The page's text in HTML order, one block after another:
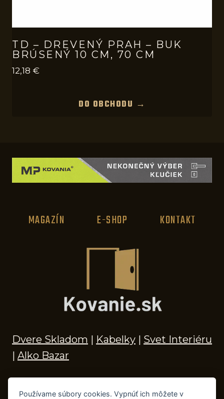
TD – DREVENÝ PRAH – BUK
BRÚSENÝ 10 CM, 70 CM
12,18 €
DO OBCHODU →
MAGAZÍN E-SHOP KONTAKT
Dvere Skladom | Kabelky | Svet Interiéru
| Alko Bazar
Používame súbory cookies. Vypnúť ich môžete v